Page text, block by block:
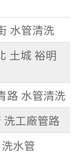
水管清洗
土城 裕明
路 水管清洗
洗工廠管路
水管